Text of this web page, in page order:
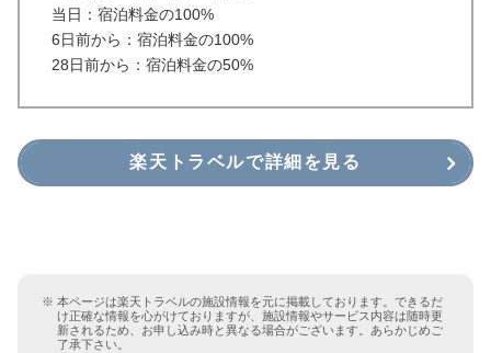
当日：宿泊料金の100%
6日前から：宿泊料金の100%
28日前から：宿泊料金の50%
楽天トラベルで詳細を見る
本ページは楽天トラベルの施設情報を元に掲載しております。できるだ
け正確な情報を心がけておりますが、施設情報やサービス内容は随時更
新されるため、お申し込み時と異なる場合がございます。あらかじめご
了承下さい。